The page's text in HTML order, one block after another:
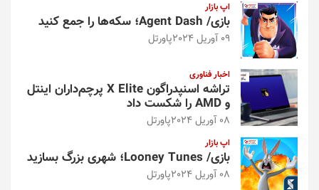
اپ بازار
بازی/ Agent Dash؛ سکه‌ها را جمع کنید
09 آوریل 2024 پاورتل
اخبار فناوری
تراشه اسنپدراگون X Elite پرچم‌داران اینتل
و AMD را شکست داد
08 آوریل 2024 پاورتل
اپ بازار
بازی/ Looney Tunes؛ شهری بزرگ بسازید
08 آوریل 2024 پاورتل